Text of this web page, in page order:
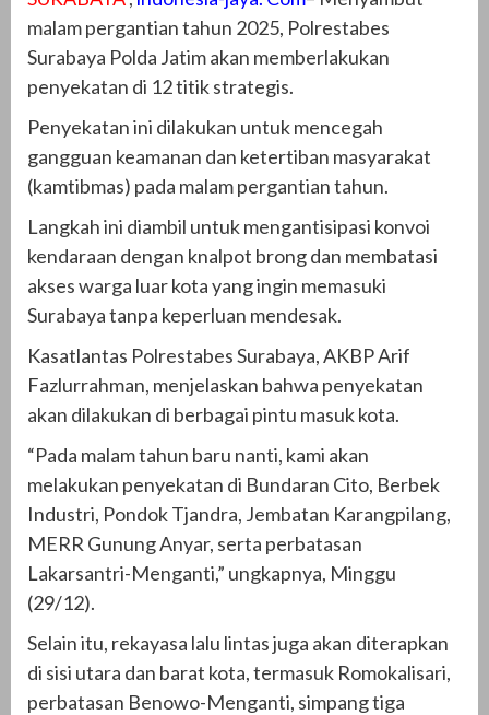
malam pergantian tahun 2025, Polrestabes
Surabaya Polda Jatim akan memberlakukan
penyekatan di 12 titik strategis.
Penyekatan ini dilakukan untuk mencegah
gangguan keamanan dan ketertiban masyarakat
(kamtibmas) pada malam pergantian tahun.
Langkah ini diambil untuk mengantisipasi konvoi
kendaraan dengan knalpot brong dan membatasi
akses warga luar kota yang ingin memasuki
Surabaya tanpa keperluan mendesak.
Kasatlantas Polrestabes Surabaya, AKBP Arif
Fazlurrahman, menjelaskan bahwa penyekatan
akan dilakukan di berbagai pintu masuk kota.
“Pada malam tahun baru nanti, kami akan
melakukan penyekatan di Bundaran Cito, Berbek
Industri, Pondok Tjandra, Jembatan Karangpilang,
MERR Gunung Anyar, serta perbatasan
Lakarsantri-Menganti,” ungkapnya, Minggu
(29/12).
Selain itu, rekayasa lalu lintas juga akan diterapkan
di sisi utara dan barat kota, termasuk Romokalisari,
perbatasan Benowo-Menganti, simpang tiga